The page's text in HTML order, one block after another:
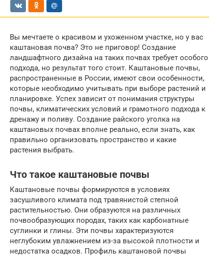
Вы мечтаете о красивом и ухоженном участке, но у вас
каштановая почва? Это не приговор! Создание
ландшафтного дизайна на таких почвах требует особого
подхода, но результат того стоит. Каштановые почвы,
распространенные в России, имеют свои особенности,
которые необходимо учитывать при выборе растений и
планировке. Успех зависит от понимания структуры
почвы, климатических условий и грамотного подхода к
дренажу и поливу. Создание райского уголка на
каштановых почвах вполне реально, если знать, как
правильно организовать пространство и какие
растения выбрать.
Что такое каштановые почвы
Каштановые почвы формируются в условиях
засушливого климата под травянистой степной
растительностью. Они образуются на различных
почвообразующих породах, таких как карбонатные
суглинки и глины. Эти почвы характеризуются
неглубоким увлажнением из-за высокой плотности и
недостатка осадков. Профиль каштановой почвы